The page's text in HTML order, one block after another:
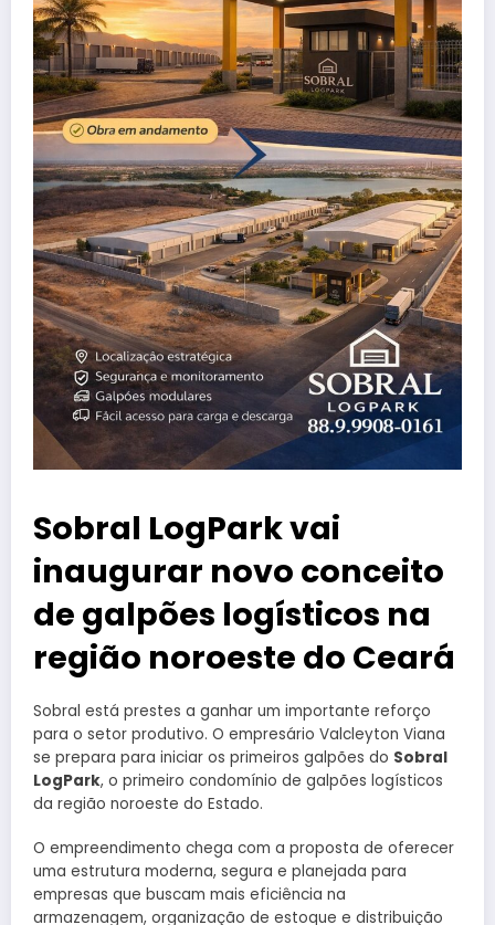
Sobral LogPark vai
inaugurar novo conceito
de galpões logísticos na
região noroeste do Ceará
Sobral está prestes a ganhar um importante reforço
para o setor produtivo. O empresário Valcleyton Viana
se prepara para iniciar os primeiros galpões do Sobral
LogPark, o primeiro condomínio de galpões logísticos
da região noroeste do Estado.
O empreendimento chega com a proposta de oferecer
uma estrutura moderna, segura e planejada para
empresas que buscam mais eficiência na
armazenagem, organização de estoque e distribuição